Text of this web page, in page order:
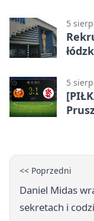
5
5
<< Poprzedni
Daniel Midas
sekretach i